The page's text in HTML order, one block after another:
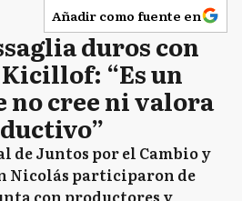
Añadir como fuente en
duros con
“Es un
no cree ni valora
de Juntos por el Cambio y
Nicolás participaron de
con productores y